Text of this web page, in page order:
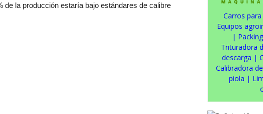
la producción estaría bajo estándares de calibre
Carros
Equipos
| Packing
Trituradora
descarga |
Calibradora
piola |